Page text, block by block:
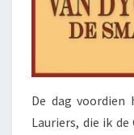
De dag voordien
Lauriers, die ik de